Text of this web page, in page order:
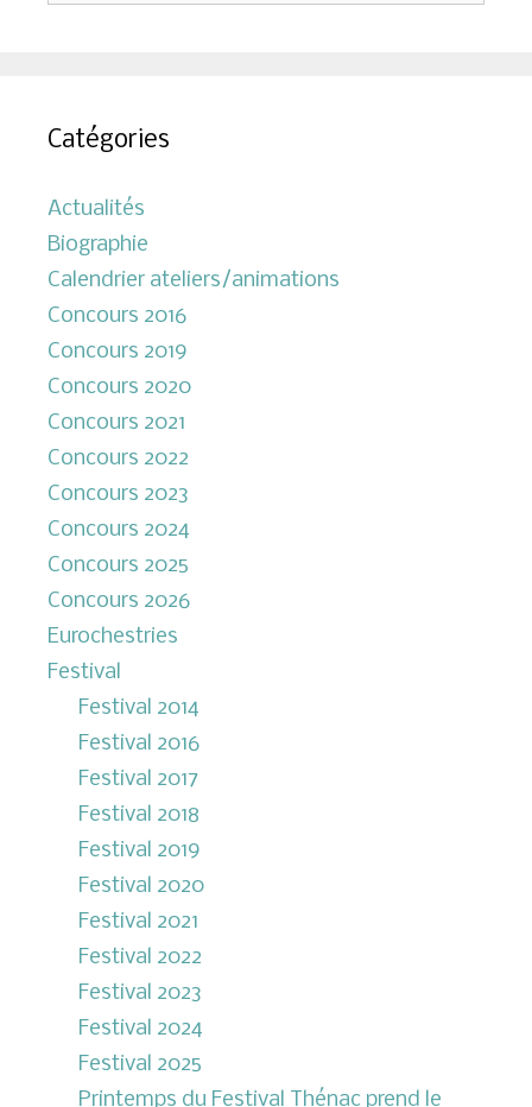
Catégories
Actualités
Biographie
Calendrier ateliers/animations
Concours 2016
Concours 2019
Concours 2020
Concours 2021
Concours 2022
Concours 2023
Concours 2024
Concours 2025
Concours 2026
Eurochestries
Festival
Festival 2014
Festival 2016
Festival 2017
Festival 2018
Festival 2019
Festival 2020
Festival 2021
Festival 2022
Festival 2023
Festival 2024
Festival 2025
Printemps du Festival Thénac prend le